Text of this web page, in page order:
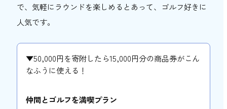
で、気軽にラウンドを楽しめるとあって、ゴルフ好きに
人気です。
▼50,000円を寄附したら15,000円分の商品券がこん
なふうに使える！
仲間とゴルフを満喫プラン